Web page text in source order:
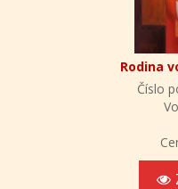
Rodina
Číslo